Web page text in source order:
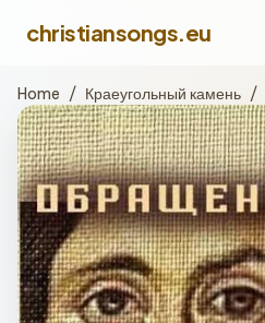
christiansongs.eu
Home / Краеугольный камень /